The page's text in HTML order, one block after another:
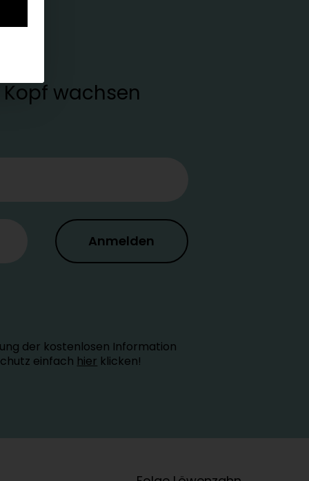
wachsen
Anmelden
der kostenlosen Information
einfach hier klicken!